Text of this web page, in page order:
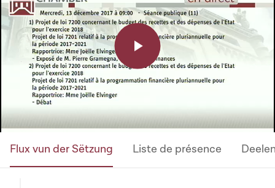
Play
Video
Flux vun der Sëtzung Liste de présence